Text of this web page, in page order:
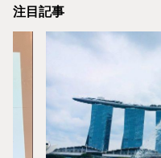
注目記事